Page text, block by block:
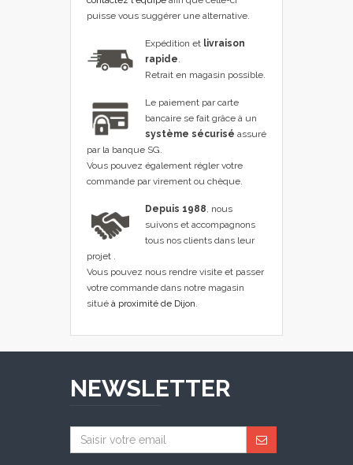
puisse vous suggérer une alternative.
Expédition et livraison
rapide.
Retrait en magasin possible.
Le paiement par carte
bancaire se fait grâce à un
système sécurisé assuré
par la banque SG.
Vous pouvez également régler votre
commande par virement ou chèque.
Depuis 1988, nous
suivons et accompagnons
tous nos clients dans leur
projet .
Vous pouvez nous rendre visite et passer
votre commande dans notre magasin
situé à proximité de Dijon.
NEWSLETTER